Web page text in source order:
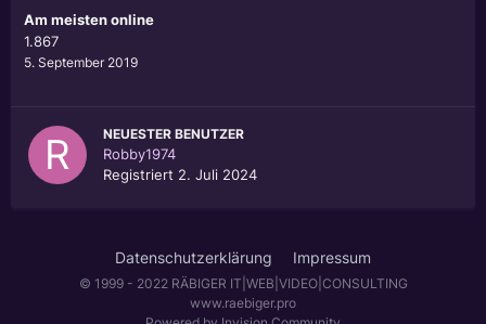
Am meisten online
1.867
5. September 2019
NEUESTER BENUTZER
Robby1974
Registriert 2. Juli 2024
Datenschutzerklärung Impressum
© 1999 - 2022 RÄBIGER IT|WEB|VIDEO|CONSULTING
www.raebiger.pro